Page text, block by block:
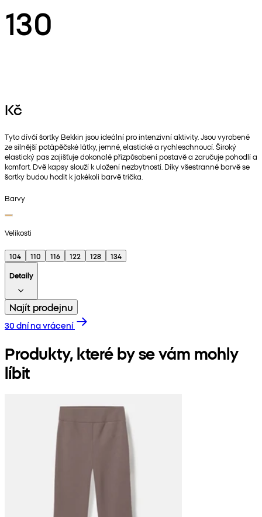
130
Kč
Tyto dívčí šortky Bekkin jsou ideální pro intenzivní aktivity. Jsou vyrobené
ze silnější potápěčské látky, jemné, elastické a rychleschnoucí. Široký
elastický pas zajišťuje dokonalé přizpůsobení postavě a zaručuje pohodlí a
komfort. Dvě kapsy slouží k uložení nezbytností. Díky všestranné barvě se
šortky budou hodit k jakékoli barvě trička.
Barvy
Velikosti
104 110 116 122 128
134
Detaily
Najít prodejnu
30 dní na vrácení
Produkty, které by se vám mohly
líbit